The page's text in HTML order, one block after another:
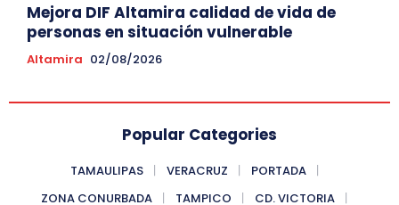
Mejora DIF Altamira calidad de vida de
personas en situación vulnerable
Altamira 02/08/2026
Popular Categories
TAMAULIPAS VERACRUZ
PORTADA
ZONA CONURBADA
TAMPICO
CD. VICTORIA